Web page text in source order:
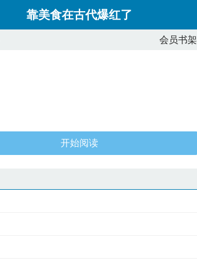
靠美食在古代爆红了
会员书架
开始阅读